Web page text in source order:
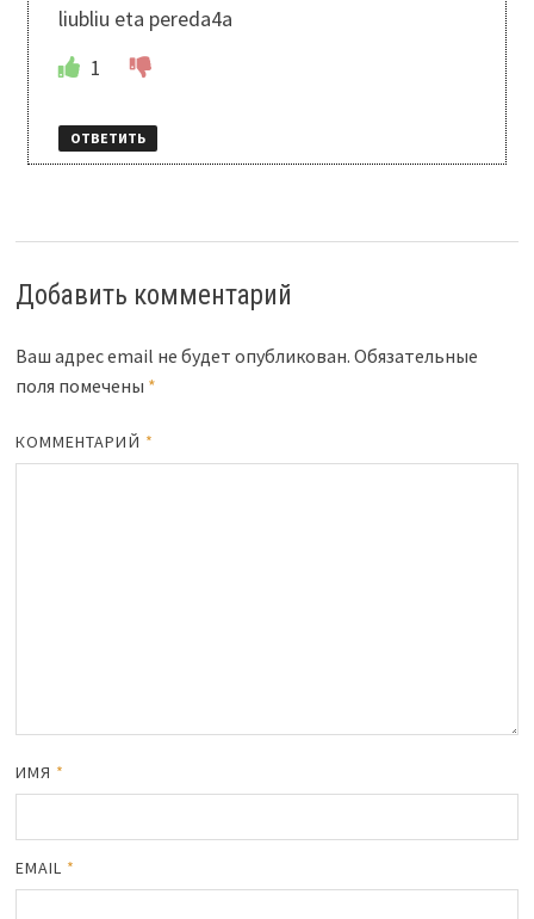
liubliu eta pereda4a
1
ОТВЕТИТЬ
Добавить комментарий
Ваш адрес email не будет опубликован. Обязательные
поля помечены *
КОММЕНТАРИЙ *
ИМЯ *
EMAIL *